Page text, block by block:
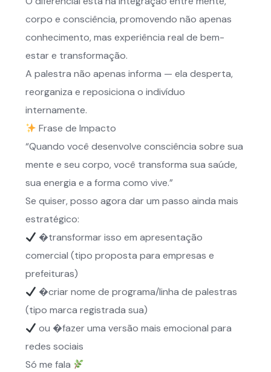
corpo e consciência, promovendo não apenas
conhecimento, mas experiência real de bem-
estar e transformação.
A palestra não apenas informa — ela desperta,
reorganiza e reposiciona o indivíduo
internamente.
Frase de Impacto
“Quando você desenvolve consciência sobre sua
mente e seu corpo, você transforma sua saúde,
sua energia e a forma como vive.”
Se quiser, posso agora dar um passo ainda mais
estratégico:
�⁠transformar isso em apresentação
comercial (tipo proposta para empresas e
prefeituras)
�⁠criar nome de programa/linha de palestras
(tipo marca registrada sua)
ou �⁠fazer uma versão mais emocional para
redes sociais
Só me fala